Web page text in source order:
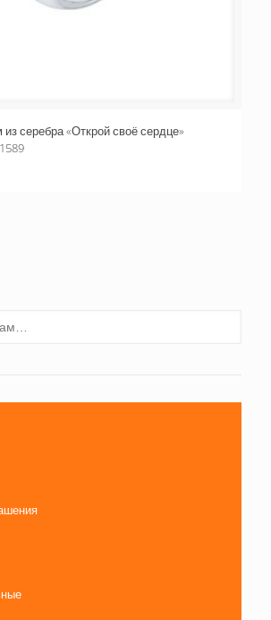
серебра «Открой своё сердце»